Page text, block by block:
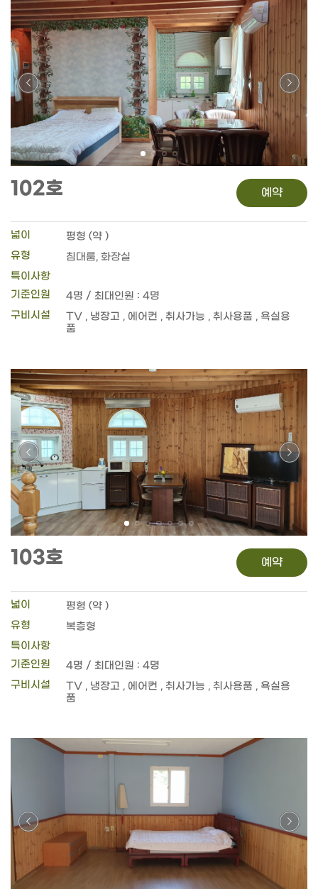
102호 예약
넓이
평형 (약 )
유형
침대룸, 화장실
특이사항
기준인원
4명 / 최대인원 : 4명
구비시설
103호 예약
넓이
평형 (약 )
유형
복층형
특이사항
기준인원
4명 / 최대인원 : 4명
구비시설